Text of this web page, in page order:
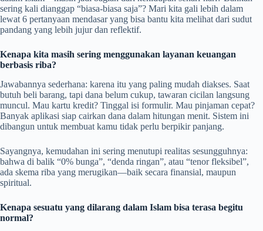
sering kali dianggap “biasa-biasa saja”? Mari kita gali lebih dalam
lewat 6 pertanyaan mendasar yang bisa bantu kita melihat dari sudut
pandang yang lebih jujur dan reflektif.
Kenapa kita masih sering menggunakan layanan keuangan
berbasis riba?
Jawabannya sederhana: karena itu yang paling mudah diakses. Saat
butuh beli barang, tapi dana belum cukup, tawaran cicilan langsung
muncul. Mau kartu kredit? Tinggal isi formulir. Mau pinjaman cepat?
Banyak aplikasi siap cairkan dana dalam hitungan menit. Sistem ini
dibangun untuk membuat kamu tidak perlu berpikir panjang.
Sayangnya, kemudahan ini sering menutupi realitas sesungguhnya:
bahwa di balik “0% bunga”, “denda ringan”, atau “tenor fleksibel”,
ada skema riba yang merugikan—baik secara finansial, maupun
spiritual.
Kenapa sesuatu yang dilarang dalam Islam bisa terasa begitu
normal?